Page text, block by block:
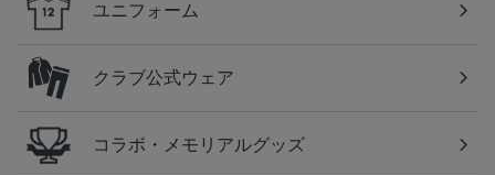
ユニフォーム
クラブ公式ウェア
コラボ・メモリアルグッズ